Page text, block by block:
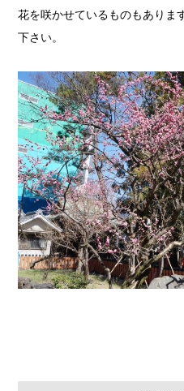
花を咲かせているものもありま
下さい。